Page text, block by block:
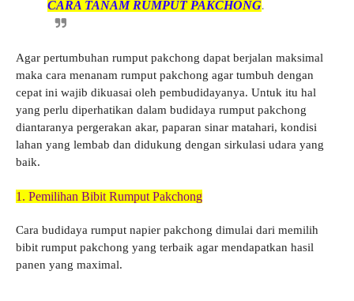
CARA TANAM RUMPUT PAKCHONG.
Agar pertumbuhan rumput pakchong dapat berjalan maksimal
maka cara menanam rumput pakchong agar tumbuh dengan
cepat ini wajib dikuasai oleh pembudidayanya. Untuk itu hal
yang perlu diperhatikan dalam budidaya rumput pakchong
diantaranya pergerakan akar, paparan sinar matahari, kondisi
lahan yang lembab dan didukung dengan sirkulasi udara yang
baik.
1. Pemilihan Bibit Rumput Pakchong
Cara budidaya rumput napier pakchong dimulai dari memilih
bibit rumput pakchong yang terbaik agar mendapatkan hasil
panen yang maximal.